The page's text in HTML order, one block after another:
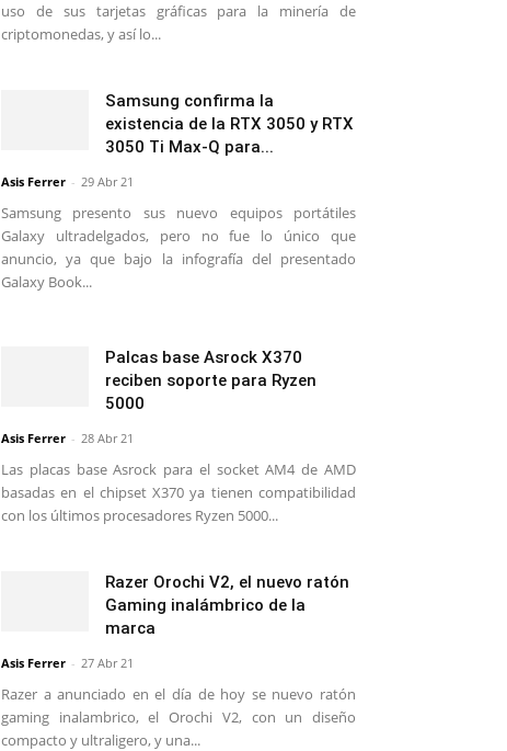
uso de sus tarjetas gráficas para la minería de
criptomonedas, y así lo...
Samsung confirma la
existencia de la RTX 3050 y RTX
3050 Ti Max-Q para...
Asis Ferrer - 29 Abr 21
Samsung presento sus nuevo equipos portátiles
Galaxy ultradelgados, pero no fue lo único que
anuncio, ya que bajo la infografía del presentado
Galaxy Book...
Palcas base Asrock X370
reciben soporte para Ryzen
5000
Asis Ferrer - 28 Abr 21
Las placas base Asrock para el socket AM4 de AMD
basadas en el chipset X370 ya tienen compatibilidad
con los últimos procesadores Ryzen 5000...
Razer Orochi V2, el nuevo ratón
Gaming inalámbrico de la
marca
Asis Ferrer - 27 Abr 21
Razer a anunciado en el día de hoy se nuevo ratón
gaming inalambrico, el Orochi V2, con un diseño
compacto y ultraligero, y una...